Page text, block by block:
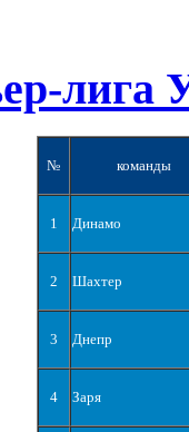
лига
№ команды
1 Динамо
2 Шахтер
3 Днепр
4 Заря